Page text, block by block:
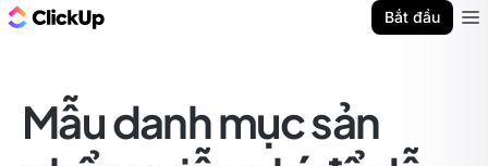
Bắt đầu
Mẫu danh mục sản